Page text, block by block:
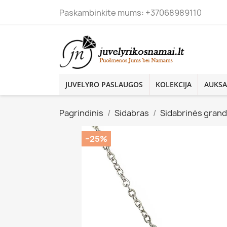
Paskambinkite mums: +37068989110
JUVELYRO PASLAUGOS KOLEKCIJA
Pagrindinis Sidabras Sidabrinės
−25%